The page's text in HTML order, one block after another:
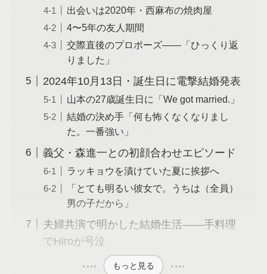
出会いは2020年・西麻布の焼肉屋
4〜5年の友人期間
交際直後のプロポーズ——「ひっくり返
りました」
2024年10月13日・誕生日に電撃結婚発表
山本の27歳誕生日に「We got married.」
結婚の決め手「何も怖くなくなりまし
た。一番強い」
義父・森進一との初顔合わせエピソード
ラッキョウを漬けていた夏に挨拶へ
「とても明るい彼女で。うちは（全員）
男の子だから」
夫婦共演で明かした結婚生活——手料理
でHiroが号泣
もっと見る